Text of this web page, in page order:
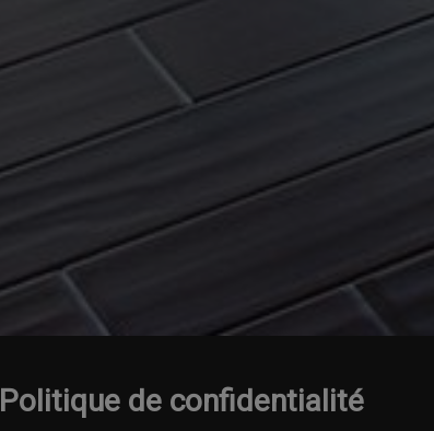
Politique de confidentialité